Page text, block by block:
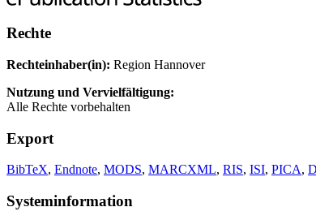
Rechte
Rechteinhaber(in): Region Hannover
Nutzung und Vervielfältigung:
Alle Rechte vorbehalten
Export
BibTeX, Endnote, MODS, MARCXML, RIS, ISI, PICA,
Systeminformation